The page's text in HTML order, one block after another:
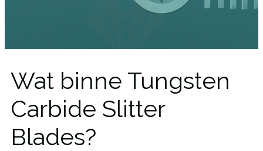
Wat binne Tungsten
Carbide Slitter
Blades?